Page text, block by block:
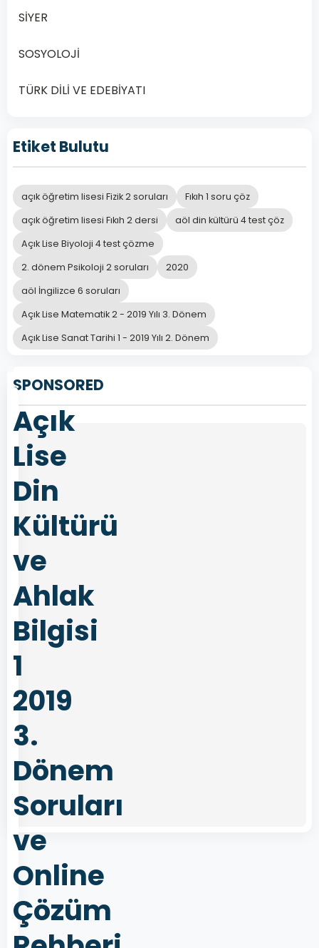
B
Temel bilgi
biridir.
D
Yaratılıştaki
saflığı koruyan
akıldır.
Önceki Sonraki
Açık
Lise
Din
Kültürü
ve
Ahlak
Bilgisi
1
2019
3.
Dönem
Soruları
ve
Online
Çözüm
SİYER
SOSYOLOJİ
TÜRK DİLİ VE EDEBİYATI
Etiket Bulutu
açık öğretim lisesi Fizik 2 soruları
Fıkıh 1 soru çöz
açık öğretim lisesi Fıkıh 2 dersi
aöl din kültürü 4 test çöz
Açık Lise Biyoloji 4 test çözme
2. dönem Psikoloji 2 soruları
2020
aöl İngilizce 6 soruları
Açık Lise Matematik 2 - 2019 Yılı 3. Dönem
Açık Lise Sanat Tarihi 1 - 2019 Yılı 2. Dönem
SPONSORED